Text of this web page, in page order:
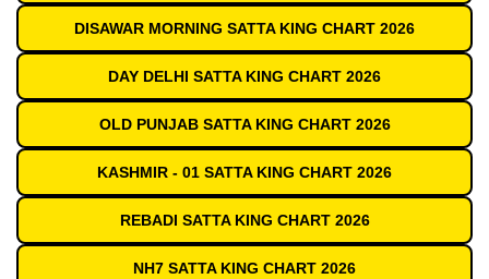
DISAWAR MORNING SATTA KING CHART 2026
DAY DELHI SATTA KING CHART 2026
OLD PUNJAB SATTA KING CHART 2026
KASHMIR - 01 SATTA KING CHART 2026
REBADI SATTA KING CHART 2026
NH7 SATTA KING CHART 2026